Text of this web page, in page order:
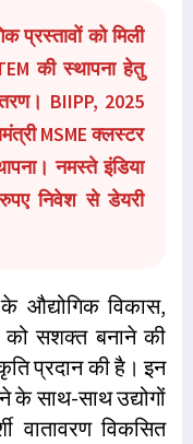
प्रस्तावों को मिली
की स्थापना हेतु
BIIPP, 2025
MSME क्लस्टर
नमस्ते इंडिया
रुपए निवेश से डेयरी
के औद्योगिक विकास,
को सशक्त बनाने की
प्रदान की है। इन
के साथ-साथ उद्योगों
वातावरण विकसित